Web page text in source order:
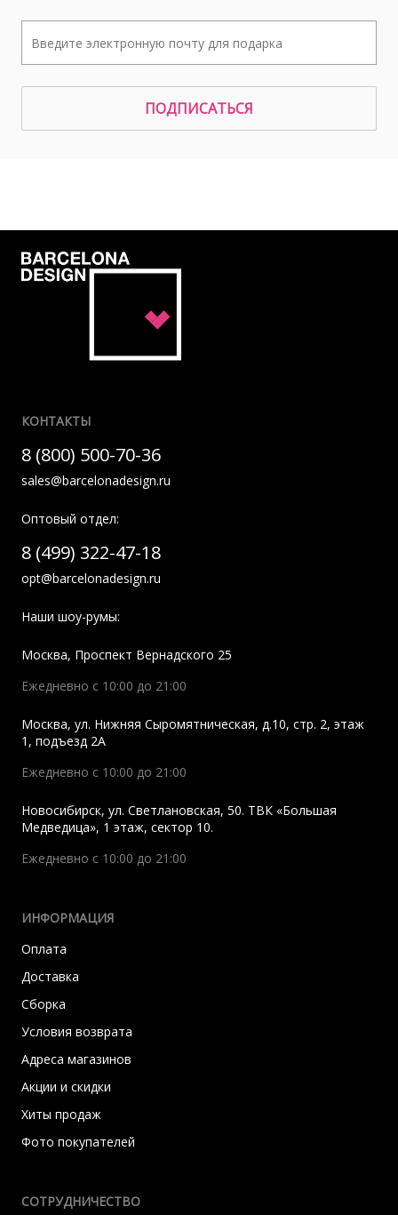
ПОДПИСАТЬСЯ
КОНТАКТЫ
8 (800) 500-70-36
sales@barcelonadesign.ru
Оптовый отдел:
8 (499) 322-47-18
opt@barcelonadesign.ru
Наши шоу-румы:
Москва, Проспект Вернадского 25
Ежедневно с 10:00 до 21:00
Москва, ул. Нижняя Сыромятническая, д.10, стр. 2, этаж
1, подъезд 2A
Ежедневно с 10:00 до 21:00
Новосибирск, ул. Светлановская, 50. ТВК «Большая
Медведица», 1 этаж, сектор 10.
Ежедневно с 10:00 до 21:00
ИНФОРМАЦИЯ
Оплата
Доставка
Сборка
Условия возврата
Адреса магазинов
Акции и скидки
Хиты продаж
Фото покупателей
СОТРУДНИЧЕСТВО